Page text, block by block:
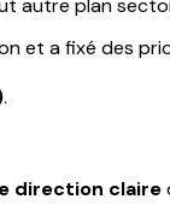
autre plan
et a fixé des
.
direction claire